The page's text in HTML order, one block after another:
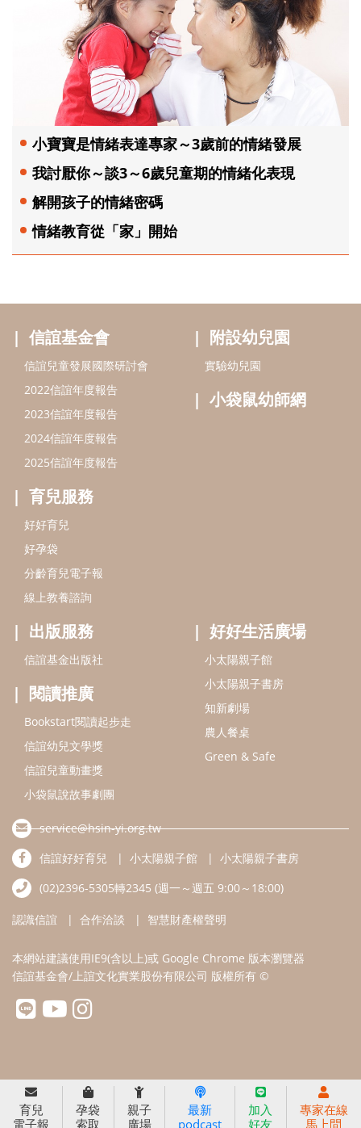
小寶寶是情緒表達專家～3歲前的情緒發展
我討厭你～談3～6歲兒童期的情緒化表現
解開孩子的情緒密碼
情緒教育從「家」開始
信誼基金會
信誼兒童發展國際研討會
2022信誼年度報告
2023信誼年度報告
2024信誼年度報告
2025信誼年度報告
育兒服務
好好育兒
好孕袋
分齡育兒電子報
線上教養諮詢
附設幼兒園
實驗幼兒園
小袋鼠幼師網
出版服務
信誼基金出版社
閱讀推廣
Bookstart閱讀起步走
信誼幼兒文學獎
信誼兒童動畫獎
小袋鼠說故事劇團
好好生活廣場
小太陽親子館
小太陽親子書房
知新劇場
農人餐桌
Green & Safe
service@hsin-yi.org.tw
信誼好好育兒
小太陽親子館
小太陽親子書房
(02)2396-5305轉2345 (週一～週五 9:00～18:00)
認識信誼 合作洽談 智慧財產權聲明
本網站建議使用IE9(含以上)或 Google Chrome 版本瀏覽器
信誼基金會/上誼文化實業股份有限公司 版權所有 ©
育兒
電子報
孕袋
索取
親子
廣場
最新
podcast
加入
好友
專家在線
馬上問